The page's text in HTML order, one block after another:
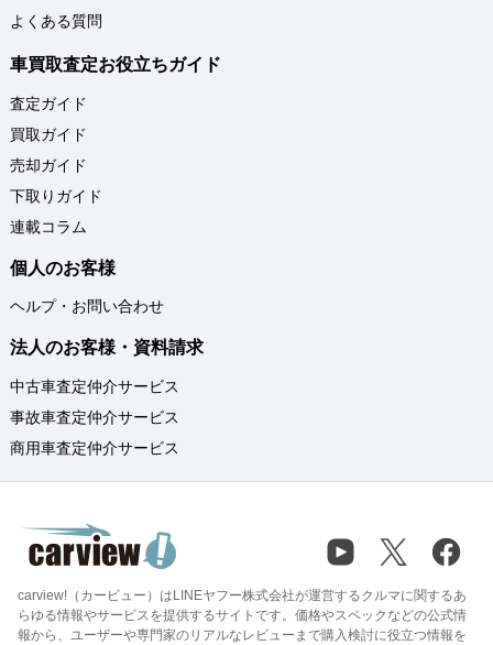
よくある質問
車買取査定お役立ちガイド
査定ガイド
買取ガイド
売却ガイド
下取りガイド
連載コラム
個人のお客様
ヘルプ・お問い合わせ
法人のお客様・資料請求
中古車査定仲介サービス
事故車査定仲介サービス
商用車査定仲介サービス
carview!（カービュー）はLINEヤフー株式会社が運営するクルマに関するあ
らゆる情報やサービスを提供するサイトです。価格やスペックなどの公式情
報から、ユーザーや専門家のリアルなレビューまで購入検討に役立つ情報を